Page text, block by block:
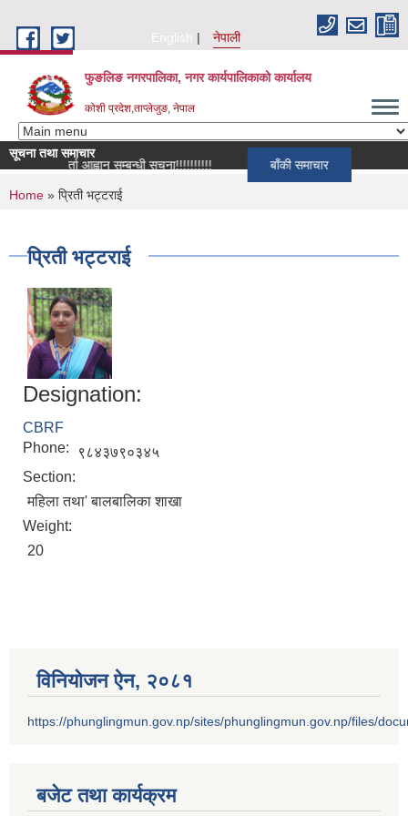
English
नेपाली
फुङलिङ नगरपालिका, नगर कार्यपालिकाको कार्यालय
कोशी प्रदेश,ताप्लेजुङ, नेपाल
सूचना तथा समाचार
दर्ता आह्वान सम्बन्धी सूचना!!!!!!!!!!
बाँकी समाचार
You are here
Home » प्रिती भट्टराई
प्रिती भट्टराई
Designation:
CBRF
Phone:
९८४३७९०३४५
Section:
महिला तथा' बालबालिका शाखा
Weight:
20
विनियोजन ऐन‚ २०८१
https://phunglingmun.gov.np/sites/phunglingmun.gov.np/files/
बजेट तथा कार्यक्रम